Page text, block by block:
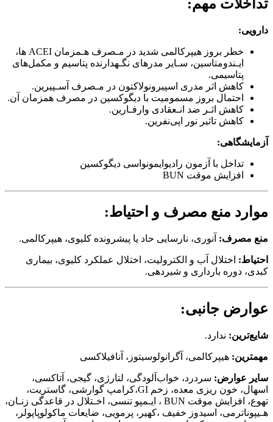
تداخلات مهم:
دارویی‌:
خطر بروز هیپرکالمی شدید در مـصرف هـمزمان ACEI ها،
ایـندومتاسین‌، سـایر مدرهای نگـهدارنده پتاسیم و مکمل‌های
پتاسیمی‌.
کاهش اثر مدری اسپیرونولاکتون در مـصرف آسـپیرین‌.
احتمال بروز مسمومیت با دیگوکسین در مصرف همزمان آن‌.
کاهش اثـر ضد انـعقادی وارفـارین‌.
کاهش تاثیر نور اپی‌نفرین.
آزمایشگاهی‌:
تداخل با آزمون رادیوایمونواسی دیگوکسین‌
افزایش موقت BUN
موارد منع مصرف و احتیاط:
منع‌ مصرف: آنوری‌، نارسایی حاد یا پیشرونده‌ کلیوی‌، هیپرکالمی‌.
احتیاط:‌ اختلال آب و الکترولیت‌، اختلال عملکرد کلیوی‌، بیماری‌
کبدی‌، دوره بارداری و شیردهی‌.
عوارض جانبی:
شایع‌ترین‌: ‌ندارد.
مهمترین‌: هیپرکالمی‌، آگرانولوسیتوز، آنافیلاکسی
سایر عوارض‌: سردرد، خواب‌آلودگی‌، لتارژی‌،‌ گیجی‌، آتاکسی‌،
اسهال‌، خون‌ ریزی معده‌، زخم GI،‌کرامپ گوارشی‌،‌ گاستریت‌،
تهوع‌، افزایش موقت BUN ، ایـمپو تنسی‌، اخـتلال در قاعدگی زنـان‌،
هـیپوناترمی‌، اسیدوز خفیف‌ ،‌کهیر، پرمویی‌، ضایعات ماکولوپاپولر،